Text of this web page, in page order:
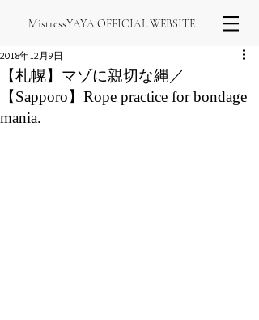
MistressYAYA OFFICIAL WEBSITE
【札幌】マゾに親切な縄／
【Sapporo】Rope practice for bondage
mania.
2018年12月9日